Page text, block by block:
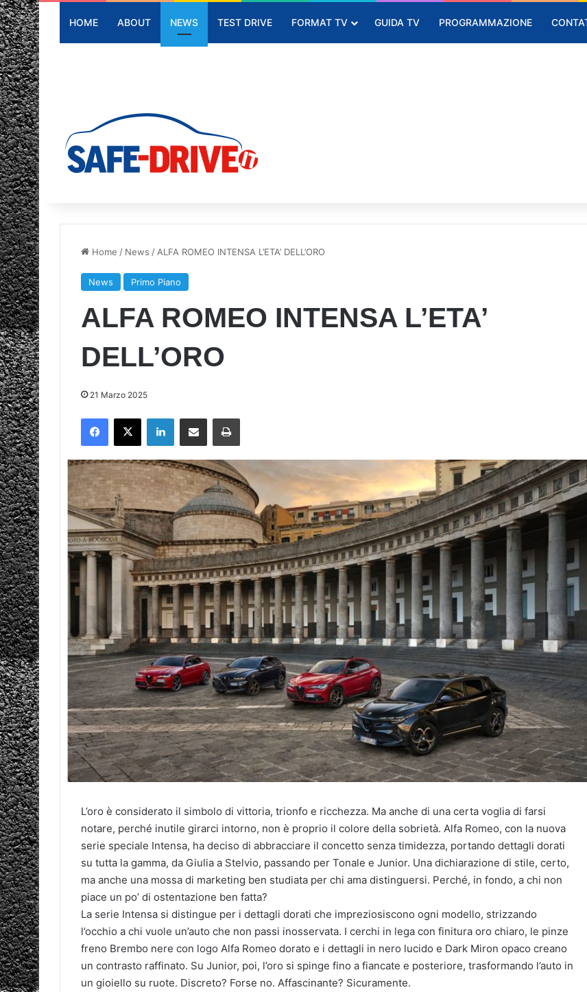
HOME ABOUT NEWS TEST DRIVE FORMAT TV GUIDA TV PROGRAMMAZIONE
Home / News / ALFA ROMEO INTENSA L’ETA’ DELL’ORO
News Primo Piano
ALFA ROMEO INTENSA L’ETA’
DELL’ORO
21 Marzo 2025
L’oro è considerato il simbolo di vittoria, trionfo e ricchezza. Ma anche di una certa voglia di farsi
notare, perché inutile girarci intorno, non è proprio il colore della sobrietà. Alfa Romeo, con la nuova
serie speciale Intensa, ha deciso di abbracciare il concetto senza timidezza, portando dettagli dorati
su tutta la gamma, da Giulia a Stelvio, passando per Tonale e Junior. Una dichiarazione di stile, certo,
ma anche una mossa di marketing ben studiata per chi ama distinguersi. Perché, in fondo, a chi non
piace un po’ di ostentazione ben fatta?
La serie Intensa si distingue per i dettagli dorati che impreziosiscono ogni modello, strizzando
l’occhio a chi vuole un’auto che non passi inosservata. I cerchi in lega con finitura oro chiaro, le pinze
freno Brembo nere con logo Alfa Romeo dorato e i dettagli in nero lucido e Dark Miron opaco creano
un contrasto raffinato. Su Junior, poi, l’oro si spinge fino a fiancate e posteriore, trasformando l’auto in
un gioiello su ruote. Discreto? Forse no. Affascinante? Sicuramente.